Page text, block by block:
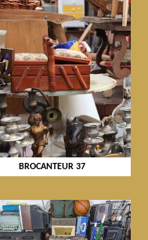
BROCANTEUR 37